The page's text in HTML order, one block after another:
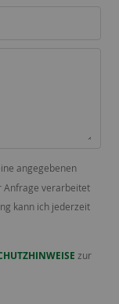
angegebenen
Anfrage verarbeitet
kann ich jederzeit
zur